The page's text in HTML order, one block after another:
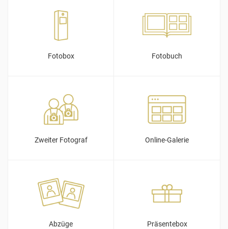
Fotobox Fotobuch
Zweiter Fotograf Online-Galerie
Abzüge Präsentebox